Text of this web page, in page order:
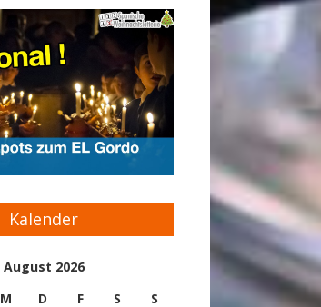
Kalender
August 2026
M D F S
S